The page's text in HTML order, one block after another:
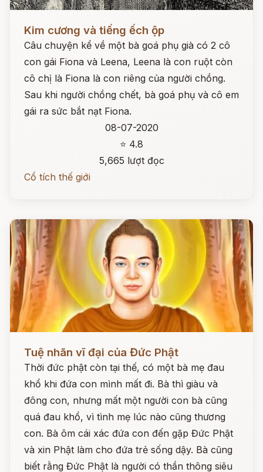
Kim cương và tiếng ếch ộp
Câu chuyện kể về một bà goá phụ già có 2 cô
con gái Fiona và Leena, Leena là con ruột còn
cô chị là Fiona là con riêng của người chồng.
Sau khi người chồng chết, bà goá phụ và cô em
gái ra sức bắt nạt Fiona.
08-07-2020
⭐ 4.8
5,665 lượt đọc
Cổ tích thế giới
Tuệ nhãn vĩ đại của Đức Phật
Thời đức phật còn tại thế, có một bà mẹ đau
khổ khi đứa con mình mất đi. Bà thì giàu và
đông con, nhưng mất một người con bà cũng
quá đau khổ, vì tình mẹ lúc nào cũng thương
con. Bà ôm cái xác đứa con đến gặp Đức Phật
và xin Phật làm cho đứa trẻ sống dậy. Bà cũng
biết rằng Đức Phật là người có thần thông siêu